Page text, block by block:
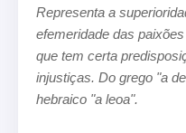
Representa a
efemeridade das paixões
que tem certa
injustiças. Do grego "a
hebraico "a leoa".